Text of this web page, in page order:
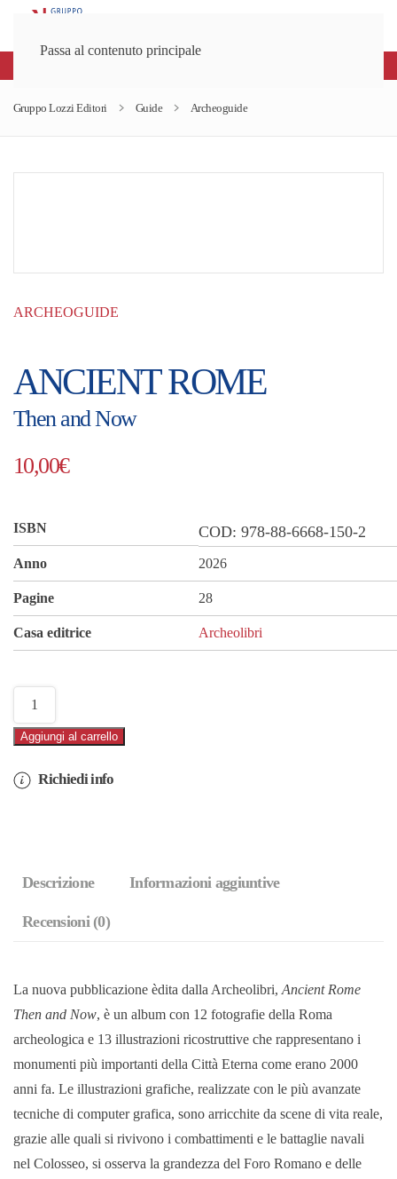
Passa al contenuto principale
Gruppo Lozzi Editori Guide Archeoguide
ARCHEOGUIDE
ANCIENT ROME
Then and Now
10,00€
ISBN COD: 978-88-6668-150-2
Anno 2026
Pagine 28
Casa editrice Archeolibri
Ancient
Rome
quantità
Aggiungi al carrello
Richiedi info
Descrizione Informazioni aggiuntive
Recensioni (0)
La nuova pubblicazione èdita dalla Archeolibri, Ancient Rome
Then and Now, è un album con 12 fotografie della Roma
archeologica e 13 illustrazioni ricostruttive che rappresentano i
monumenti più importanti della Città Eterna come erano 2000
anni fa. Le illustrazioni grafiche, realizzate con le più avanzate
tecniche di computer grafica, sono arricchite da scene di vita reale,
grazie alle quali si rivivono i combattimenti e le battaglie navali
nel Colosseo, si osserva la grandezza del Foro Romano e delle